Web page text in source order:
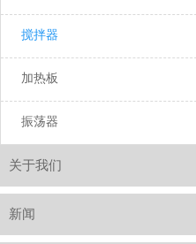
搅拌器
加热板
振荡器
关于我们
新闻